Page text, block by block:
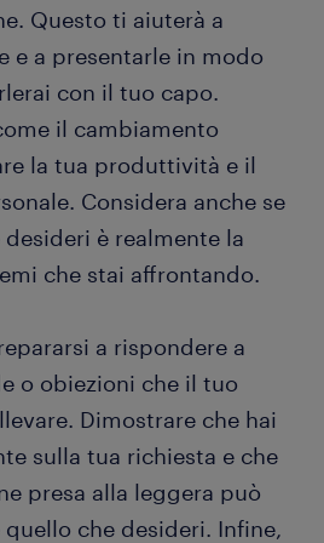
Questo ti aiuterà a
e a presentarle in modo
con il tuo capo.
il cambiamento
la tua produttività e il
Considera anche se
è realmente la
che stai affrontando.
a rispondere a
o obiezioni che il tuo
Dimostrare che hai
sulla tua richiesta e che
presa alla leggera può
che desideri. Infine,